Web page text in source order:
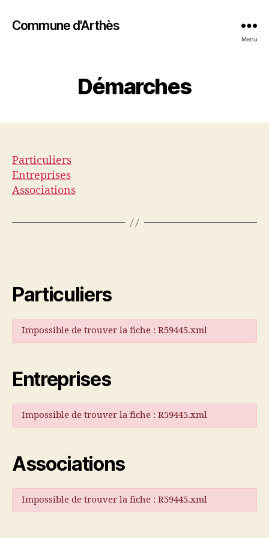
Commune d'Arthès
Menu
Démarches
Particuliers
Entreprises
Associations
Particuliers
Impossible de trouver la fiche : R59445.xml
Entreprises
Impossible de trouver la fiche : R59445.xml
Associations
Impossible de trouver la fiche : R59445.xml